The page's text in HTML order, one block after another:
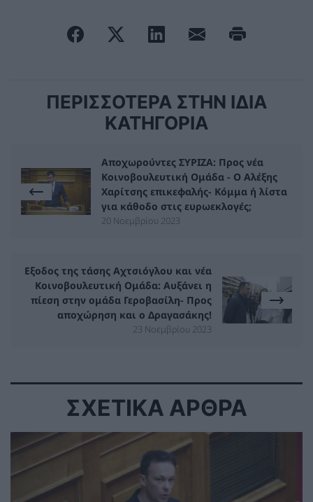
ΠΕΡΙΣΣΟΤΕΡΑ ΣΤΗΝ ΙΔΙΑ
ΚΑΤΗΓΟΡΙΑ
Αποχωρούντες ΣΥΡΙΖΑ: Προς νέα
Κοινοβουλευτική Ομάδα - Ο Αλέξης
Χαρίτσης επικεφαλής- Κόμμα ή λίστα
για κάθοδο στις ευρωεκλογές;
20 Νοεμβρίου 2023
Εξοδος της τάσης Αχτσιόγλου και νέα
Κοινοβουλευτική Ομάδα: Αυξάνει η
πίεση στην ομάδα Γεροβασίλη- Προς
αποχώρηση και ο Δραγασάκης!
23 Νοεμβρίου 2023
ΣΧΕΤΙΚΑ ΑΡΘΡΑ